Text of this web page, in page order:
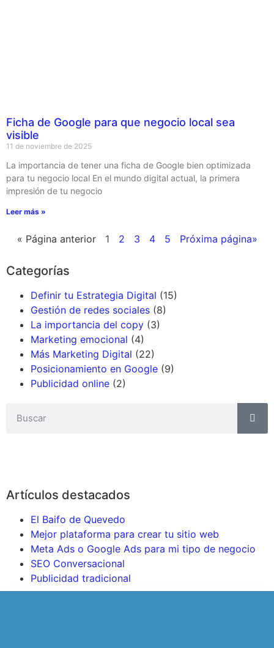
Ficha de Google para que negocio local sea
visible
11 de noviembre de 2025
La importancia de tener una ficha de Google bien optimizada
para tu negocio local En el mundo digital actual, la primera
impresión de tu negocio
Leer más »
« Página anterior 1 2 3 4 5 Próxima página»
Categorías
Definir tu Estrategia Digital (15)
Gestión de redes sociales (8)
La importancia del copy (3)
Marketing emocional (4)
Más Marketing Digital (22)
Posicionamiento en Google (9)
Publicidad online (2)
Artículos destacados
El Baifo de Quevedo
Mejor plataforma para crear tu sitio web
Meta Ads o Google Ads para mi tipo de negocio
SEO Conversacional
Publicidad tradicional